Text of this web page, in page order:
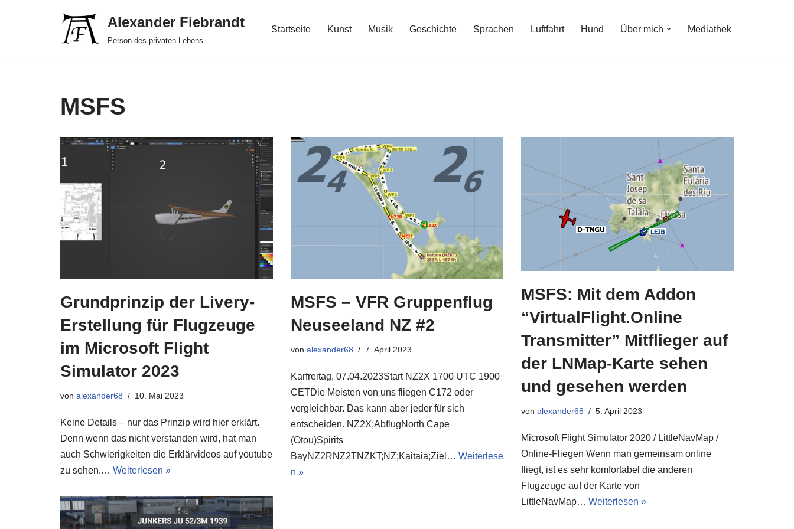
Alexander Fiebrandt
Person des privaten Lebens
Startseite Kunst Musik Geschichte Sprachen Luftfahrt Hund Über mich Mediathek
MSFS
Grundprinzip der Livery-
Erstellung für Flugzeuge
im Microsoft Flight
Simulator 2023
von alexander68 10. Mai 2023
Keine Details – nur das Prinzip wird hier erklärt.
Denn wenn das nicht verstanden wird, hat man
auch Schwierigkeiten die Erklärvideos auf youtube
zu sehen.… Weiterlesen »
MSFS – VFR Gruppenflug
Neuseeland NZ #2
von alexander68 7. April 2023
Karfreitag, 07.04.2023Start NZ2X 1700 UTC 1900
CETDie Meisten von uns fliegen C172 oder
vergleichbar. Das kann aber jeder für sich
entscheiden. NZ2X;AbflugNorth Cape
(Otou)Spirits
BayNZ2RNZ2TNZKT;NZ;Kaitaia;Ziel… Weiterlese
n »
MSFS: Mit dem Addon
“VirtualFlight.Online
Transmitter” Mitflieger auf
der LNMap-Karte sehen
und gesehen werden
von alexander68 5. April 2023
Microsoft Flight Simulator 2020 / LittleNavMap /
Online-Fliegen Wenn man gemeinsam online
fliegt, ist es sehr komfortabel die anderen
Flugzeuge auf der Karte von
LittleNavMap… Weiterlesen »